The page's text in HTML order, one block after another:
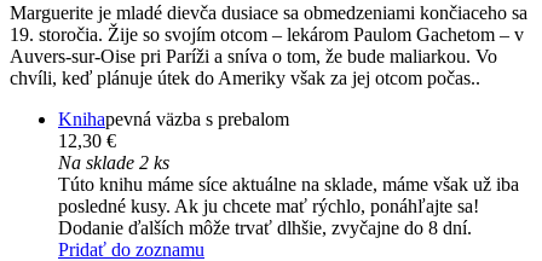
Marguerite je mladé dievča dusiace sa obmedzeniami končiaceho sa
19. storočia. Žije so svojím otcom – lekárom Paulom Gachetom – v
Auvers-sur-Oise pri Paríži a sníva o tom, že bude maliarkou. Vo
chvíli, keď plánuje útek do Ameriky však za jej otcom počas..
Knihapevná väzba s prebalom
12,30 €
Na sklade 2 ks
Túto knihu máme síce aktuálne na sklade, máme však už iba
posledné kusy. Ak ju chcete mať rýchlo, ponáhľajte sa!
Dodanie ďalších môže trvať dlhšie, zvyčajne do 8 dní.
Pridať do zoznamu